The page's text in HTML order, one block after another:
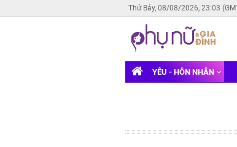
Thứ Bảy, 08/08/2026, 23:03
YÊU - HÔN NHÂN